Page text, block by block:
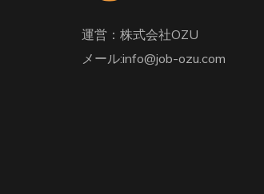
運営：株式会社OZU
メール:info@job-ozu.com